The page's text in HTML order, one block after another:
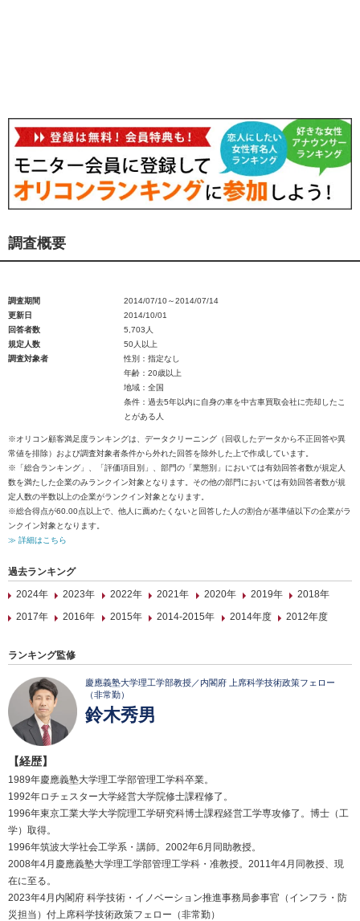
調査概要
調査期間
2014/07/10～2014/07/14
更新日
2014/10/01
回答者数
5,703人
規定人数
50人以上
調査対象者
性別：指定なし
年齢：20歳以上
地域：全国
条件：過去5年以内に自身の車を中古車買取会社に売却したこ
とがある人
※オリコン顧客満足度ランキングは、データクリーニング（回収したデータから不正回答や異
常値を排除）および調査対象者条件から外れた回答を除外した上で作成しています。
※「総合ランキング」、「評価項目別」、部門の「業態別」においては有効回答者数が規定人
数を満たした企業のみランクイン対象となります。その他の部門においては有効回答者数が規
定人数の半数以上の企業がランクイン対象となります。
※総合得点が60.00点以上で、他人に薦めたくないと回答した人の割合が基準値以下の企業がラ
ンクイン対象となります。
≫ 詳細はこちら
過去ランキング
2024年
2023年 2022年 2021年 2020年 2019年
2018年
2017年
2016年 2015年 2014-2015年 2014年度 2012年度
ランキング監修
慶應義塾大学理工学部教授／内閣府 上席科学技術政策フェロー
（非常勤）
鈴木秀男
【経歴】
1989年慶應義塾大学理工学部管理工学科卒業。
1992年ロチェスター大学経営大学院修士課程修了。
1996年東京工業大学大学院理工学研究科博士課程経営工学専攻修了。博士（工
学）取得。
1996年筑波大学社会工学系・講師。2002年6月同助教授。
2008年4月慶應義塾大学理工学部管理工学科・准教授。2011年4月同教授、現
在に至る。
2023年4月内閣府 科学技術・イノベーション推進事務局参事官（インフラ・防
災担当）付上席科学技術政策フェロー（非常勤）